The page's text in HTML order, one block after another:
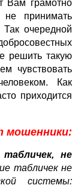
Вам грамотно
не принимать
очередной
решить такую
чувствовать
Как
приходится
мошенники:
не
табличек не
системы: